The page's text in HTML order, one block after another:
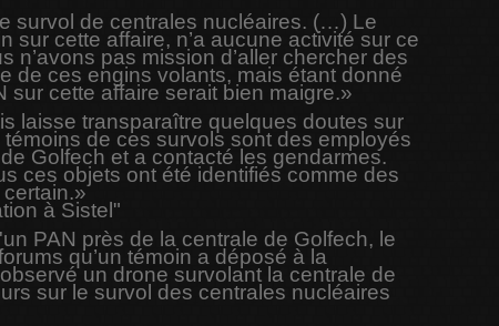
survol de centrales nucléaires. (…) Le
sur cette affaire, n’a aucune activité sur ce
n’avons pas mission d’aller chercher des
de ces engins volants, mais étant donné
sur cette affaire serait bien maigre.»
laisse transparaître quelques doutes sur
de ces survols sont des employés
Golfech et a contacté les gendarmes.
ces objets ont été identifiés comme des
à Sistel"
PAN près de la centrale de Golfech, le
qu’un témoin a déposé à la
un drone survolant la centrale de
sur le survol des centrales nucléaires